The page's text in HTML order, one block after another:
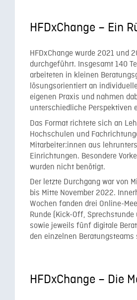
HFDxChange – Ein
HFDxChange wurde 2021 und
durchgeführt. Insgesamt 140
arbeiteten in kleinen
lösungsorientiert an
eigenen Praxis und nahmen
unterschiedliche Perspektiven
Das Format richtete sich an
Hochschulen und
Mitarbeiter:innen aus
Einrichtungen. Besondere
wurden nicht benötigt.
Der letzte Durchgang war von
bis Mitte November 2022.
Wochen fanden drei Online-
Runde (Kick-Off, Sprechstunde
sowie jeweils fünf digitale
den einzelnen Beratungsteams
HFDxChange – Die